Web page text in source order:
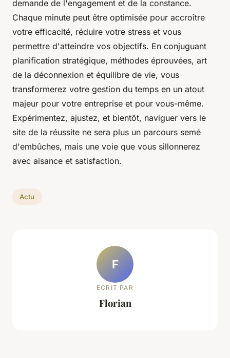
demande de l'engagement et de la constance.
Chaque minute peut être optimisée pour accroître
votre efficacité, réduire votre stress et vous
permettre d'atteindre vos objectifs. En conjuguant
planification stratégique, méthodes éprouvées, art
de la déconnexion et équilibre de vie, vous
transformerez votre gestion du temps en un atout
majeur pour votre entreprise et pour vous-même.
Expérimentez, ajustez, et bientôt, naviguer vers le
site de la réussite ne sera plus un parcours semé
d'embûches, mais une voie que vous sillonnerez
avec aisance et satisfaction.
Actu
F
ECRIT PAR
Florian